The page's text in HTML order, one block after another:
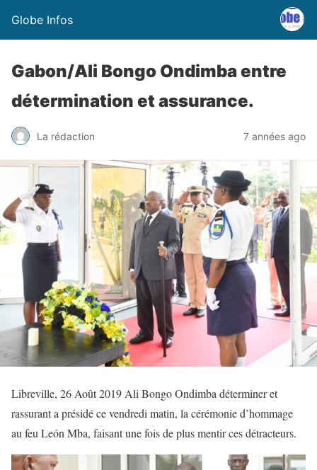
Globe Infos
Gabon/Ali Bongo Ondimba entre
détermination et assurance.
La rédaction 7 années ago
Libreville, 26 Août 2019 Ali Bongo Ondimba déterminer et
rassurant a présidé ce vendredi matin, la cérémonie d’hommage
au feu León Mba, faisant une fois de plus mentir ces détracteurs.